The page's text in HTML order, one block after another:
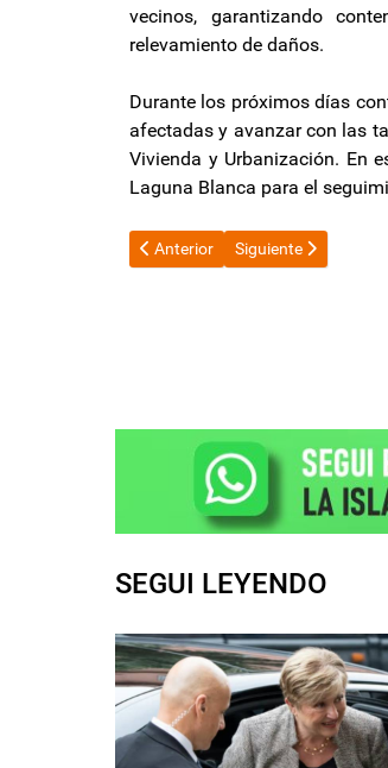
vecinos, garantizando
relevamiento de daños.
Durante los próximos días
afectadas y avanzar con las
Vivienda y Urbanización. En
Laguna Blanca para el
Artículo anterior: UCR: “La
Anterior Artículo siguiente:
Siguiente
SEGUI LEYENDO